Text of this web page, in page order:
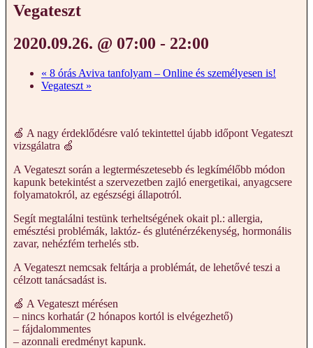
Vegateszt
2020.09.26. @ 07:00 - 22:00
« 8 órás Aviva tanfolyam – Online és személyesen is!
Vegateszt »
🍏 A nagy érdeklődésre való tekintettel újabb időpont Vegateszt
vizsgálatra 🍏
A Vegateszt során a legtermészetesebb és legkímélőbb módon
kapunk betekintést a szervezetben zajló energetikai, anyagcsere
folyamatokról, az egészségi állapotról.
Segít megtalálni testünk terheltségének okait pl.: allergia,
emésztési problémák, laktóz- és gluténérzékenység, hormonális
zavar, nehézfém terhelés stb.
A Vegateszt nemcsak feltárja a problémát, de lehetővé teszi a
célzott tanácsadást is.
🍏 A Vegateszt mérésen
– nincs korhatár (2 hónapos kortól is elvégezhető)
– fájdalommentes
– azonnali eredményt kapunk.